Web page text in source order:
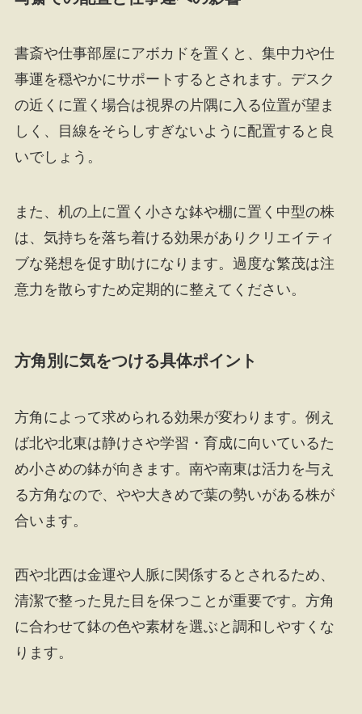
書斎や仕事部屋にアボカドを置くと、集中力や仕
事運を穏やかにサポートするとされます。デスク
の近くに置く場合は視界の片隅に入る位置が望ま
しく、目線をそらしすぎないように配置すると良
いでしょう。
また、机の上に置く小さな鉢や棚に置く中型の株
は、気持ちを落ち着ける効果がありクリエイティ
ブな発想を促す助けになります。過度な繁茂は注
意力を散らすため定期的に整えてください。
方角別に気をつける具体ポイント
方角によって求められる効果が変わります。例え
ば北や北東は静けさや学習・育成に向いているた
め小さめの鉢が向きます。南や南東は活力を与え
る方角なので、やや大きめで葉の勢いがある株が
合います。
西や北西は金運や人脈に関係するとされるため、
清潔で整った見た目を保つことが重要です。方角
に合わせて鉢の色や素材を選ぶと調和しやすくな
ります。